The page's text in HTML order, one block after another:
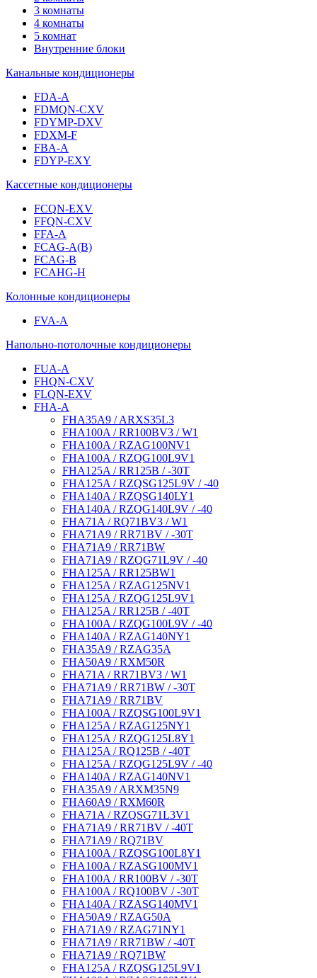
3 комнаты
4 комнаты
5 комнат
Внутренние блоки
Канальные кондиционеры
FDA-A
FDMQN-CXV
FDYMP-DXV
FDXM-F
FBA-A
FDYP-EXY
Кассетные кондиционеры
FCQN-EXV
FFQN-CXV
FFA-A
FCAG-A(B)
FCAG-B
FCAHG-H
Колонные кондиционеры
FVA-A
Напольно-потолочные кондиционеры
FUA-A
FHQN-CXV
FLQN-EXV
FHA-A
FHA35A9 / ARXS35L3
FHA100A / RR100BV3 / W1
FHA100A / RZAG100NV1
FHA100A / RZQG100L9V1
FHA125A / RR125B / -30T
FHA125A / RZQSG125L9V / -40
FHA140A / RZQSG140LY1
FHA140A / RZQG140L9V / -40
FHA71A / RQ71BV3 / W1
FHA71A9 / RR71BV / -30T
FHA71A9 / RR71BW
FHA71A9 / RZQG71L9V / -40
FHA125A / RR125BW1
FHA125A / RZAG125NV1
FHA125A / RZQG125L9V1
FHA125A / RR125B / -40T
FHA100A / RZQG100L9V / -40
FHA140A / RZAG140NY1
FHA35A9 / RZAG35A
FHA50A9 / RXM50R
FHA71A / RR71BV3 / W1
FHA71A9 / RR71BW / -30T
FHA71A9 / RR71BV
FHA100A / RZQSG100L9V1
FHA125A / RZAG125NY1
FHA125A / RZQG125L8Y1
FHA125A / RQ125B / -40T
FHA125A / RZQG125L9V / -40
FHA140A / RZAG140NV1
FHA35A9 / ARXM35N9
FHA60A9 / RXM60R
FHA71A / RZQSG71L3V1
FHA71A9 / RR71BV / -40T
FHA71A9 / RQ71BV
FHA100A / RZQSG100L8Y1
FHA100A / RZASG100MV1
FHA100A / RR100BV / -30T
FHA100A / RQ100BV / -30T
FHA140A / RZASG140MV1
FHA50A9 / RZAG50A
FHA71A9 / RZAG71NY1
FHA71A9 / RR71BW / -40T
FHA71A9 / RQ71BW
FHA125A / RZQSG125L9V1